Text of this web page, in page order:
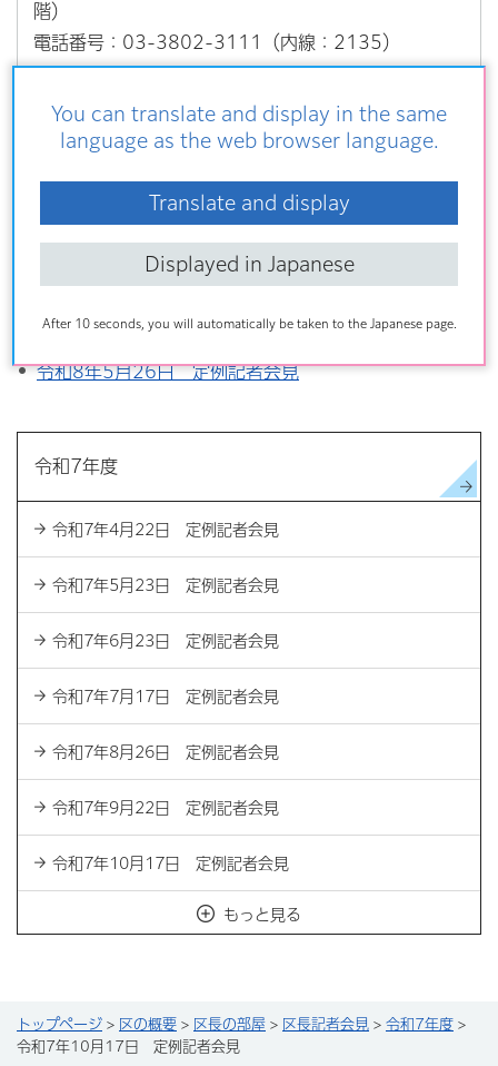
You can translate and display in the same
language as the web browser language.
Translate and display
Displayed in Japanese
After 10 seconds, you will automatically be taken to the Japanese page.
階）
電話番号：03-3802-3111（内線：2135）
ファクス：03-3802-0044
こちらの記事も読まれています
区長記者会見
令和8年5月26日 定例記者会見
令和7年度
令和7年4月22日 定例記者会見
令和7年5月23日 定例記者会見
令和7年6月23日 定例記者会見
令和7年7月17日 定例記者会見
令和7年8月26日 定例記者会見
令和7年9月22日 定例記者会見
令和7年10月17日 定例記者会見
もっと見る
トップページ > 区の概要 > 区長の部屋 > 区長記者会見 > 令和7年度 >
令和7年10月17日 定例記者会見